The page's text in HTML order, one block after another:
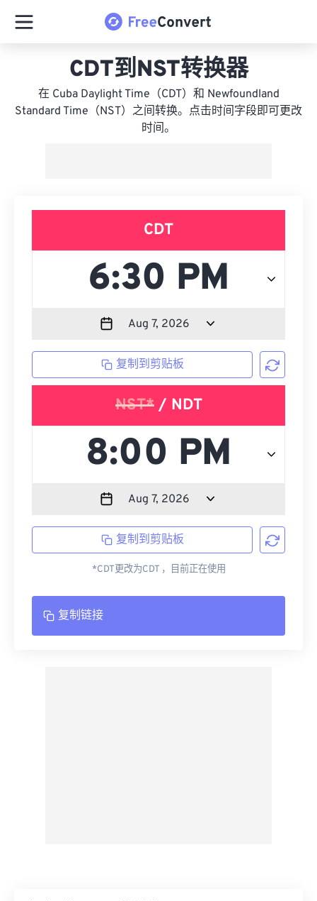
CDT到NST转换器
在 Cuba Daylight Time（CDT）和 Newfoundland
Standard Time（NST）之间转换。点击时间字段即可更改
时间。
CDT
复制到剪贴板
NST*/ NDT
复制到剪贴板
*CDT更改为CDT ，目前正在使用
复制链接